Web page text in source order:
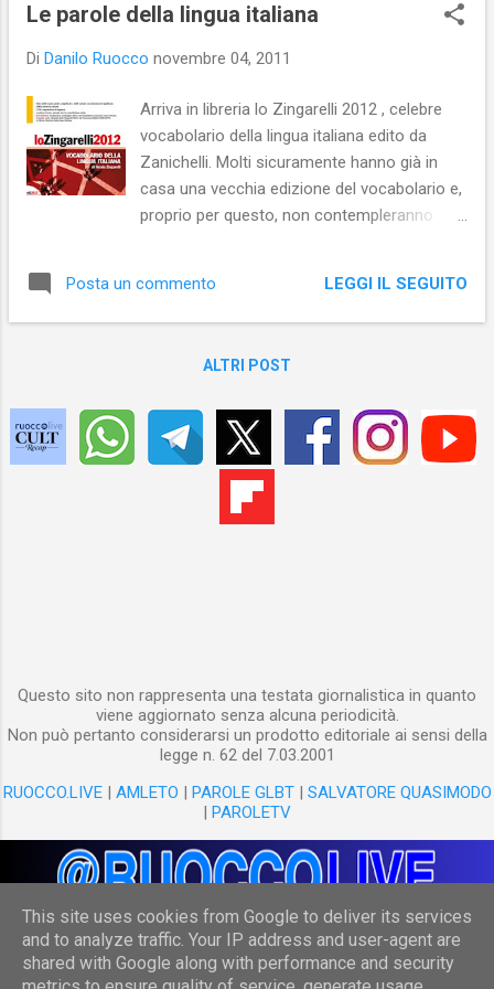
Le parole della lingua italiana
Di Danilo Ruocco novembre 04, 2011
Arriva in libreria lo Zingarelli 2012 , celebre
vocabolario della lingua italiana edito da
Zanichelli. Molti sicuramente hanno già in
casa una vecchia edizione del vocabolario e,
proprio per questo, non contempleranno
comprensibile per coloro che non adoperano
la nostra lingua a fini professionali o di
per lavoro o a scuola, un vocabolario
essendo una lingua viva, è in continuo
aggiornamento. Ma quanto è cambiata la
lingua in questi ultimi anni? Me lo sono
chiesto e ho provato a fare un piccolo
ma compare a pagina 1603. Ora, se si
considera il fatto che, in entr...
Posta un commento LEGGI IL SEGUITO
ALTRI POST
Questo sito non rappresenta una testata giornalistica in quanto
viene aggiornato senza alcuna periodicità.
Non può pertanto considerarsi un prodotto editoriale ai sensi della
legge n. 62 del 7.03.2001
RUOCCO.LIVE| AMLETO | PAROLE GLBT| SALVATORE QUASIMODO
| PAROLETV
Powered by Blogger
This site uses cookies from Google to deliver its services
and to analyze traffic. Your IP address and user-agent are
shared with Google along with performance and security